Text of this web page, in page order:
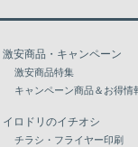
激安商品・キャンペーン
激安商品特集
キャンペーン商品＆お得情
イロドリのイチオシ
チラシ・フライヤー印刷